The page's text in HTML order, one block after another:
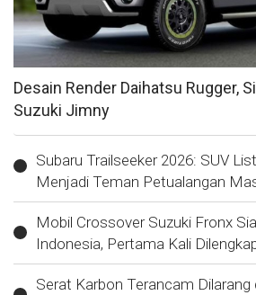
Desain Render Daihatsu Rugger,
Suzuki Jimny
Subaru Trailseeker 2026: SUV
Menjadi Teman Petualangan
Mobil Crossover Suzuki Fronx
Indonesia, Pertama Kali
Serat Karbon Terancam Dilarang